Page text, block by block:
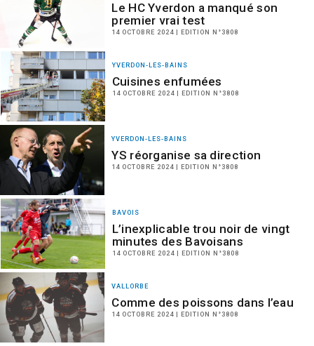
Le HC Yverdon a manqué son
premier vrai test
14 OCTOBRE 2024 | EDITION N°3808
YVERDON-LES-BAINS
Cuisines enfumées
14 OCTOBRE 2024 | EDITION N°3808
YVERDON-LES-BAINS
YS réorganise sa direction
14 OCTOBRE 2024 | EDITION N°3808
BAVOIS
L’inexplicable trou noir de vingt
minutes des Bavoisans
14 OCTOBRE 2024 | EDITION N°3808
VALLORBE
Comme des poissons dans l’eau
14 OCTOBRE 2024 | EDITION N°3808